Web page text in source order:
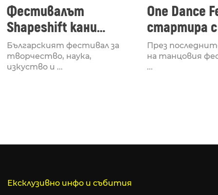
Фестивалът
Shapeshift кани
Fabrizio Mammarella
за откриването си
Българският фестивал за
творчество, наука,
изкуство и ...
One Dance
стартира
Lucid,
рейв
През
на танцовия
...
Ексклузивно инфо и събития